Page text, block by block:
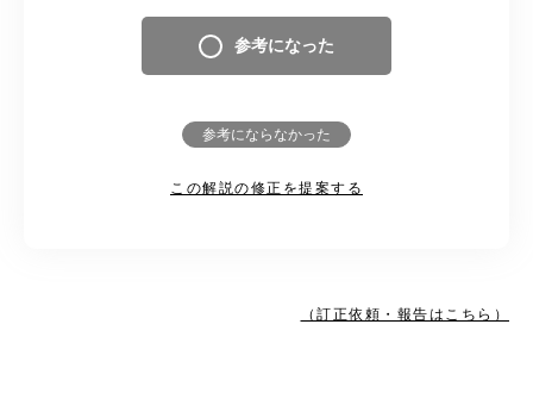
参考になった
参考にならなかった
この解説の修正を提案する
（訂正依頼・報告はこちら）